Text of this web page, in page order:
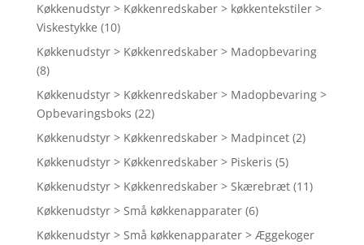
Køkkenudstyr > Køkkenredskaber > køkkentekstiler >
Viskestykke (10)
Køkkenudstyr > Køkkenredskaber > Madopbevaring
(8)
Køkkenudstyr > Køkkenredskaber > Madopbevaring >
Opbevaringsboks (22)
Køkkenudstyr > Køkkenredskaber > Madpincet (2)
Køkkenudstyr > Køkkenredskaber > Piskeris (5)
Køkkenudstyr > Køkkenredskaber > Skærebræt (11)
Køkkenudstyr > Små køkkenapparater (6)
Køkkenudstyr > Små køkkenapparater > Æggekoger